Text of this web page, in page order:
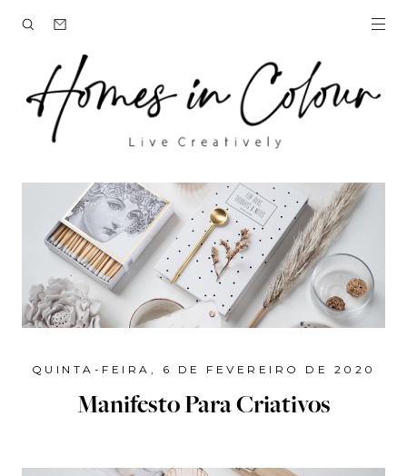
QUINTA-FEIRA, 6 DE FEVEREIRO DE 2020
Manifesto Para Criativos